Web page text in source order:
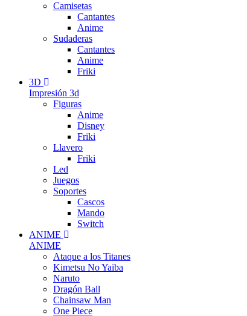
Camisetas
Cantantes
Anime
Sudaderas
Cantantes
Anime
Friki
3D
Impresión 3d
Figuras
Anime
Disney
Friki
Llavero
Friki
Led
Juegos
Soportes
Cascos
Mando
Switch
ANIME
ANIME
Ataque a los Titanes
Kimetsu No Yaiba
Naruto
Dragón Ball
Chainsaw Man
One Piece